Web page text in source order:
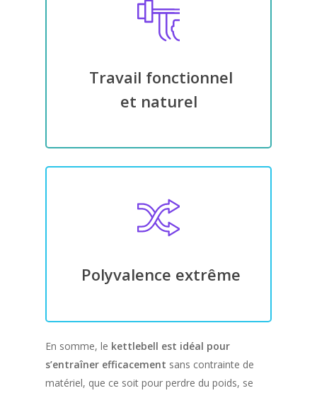
Travail fonctionnel
et naturel
Polyvalence extrême
En somme, le kettlebell est idéal pour
s’entraîner efficacement sans contrainte de
matériel, que ce soit pour perdre du poids, se